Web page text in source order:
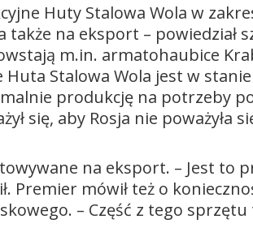
Huty Stalowa Wola w
na eksport – powiedział
m.in. armatohaubice
Huta Stalowa Wola jest w
produkcję na potrzeby
się, aby Rosja nie poważyła
na eksport. – Jest to
Premier mówił też o
– Część z tego